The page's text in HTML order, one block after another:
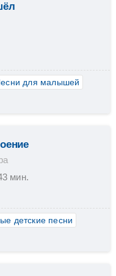
для малышей
мин.
детские песни